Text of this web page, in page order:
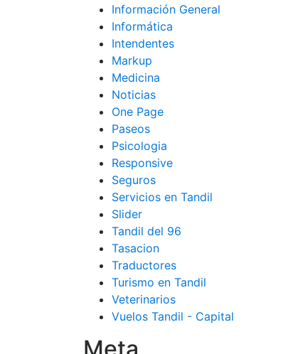
Información General
Informática
Intendentes
Markup
Medicina
Noticias
One Page
Paseos
Psicologia
Responsive
Seguros
Servicios en Tandil
Slider
Tandil del 96
Tasacion
Traductores
Turismo en Tandil
Veterinarios
Vuelos Tandil - Capital